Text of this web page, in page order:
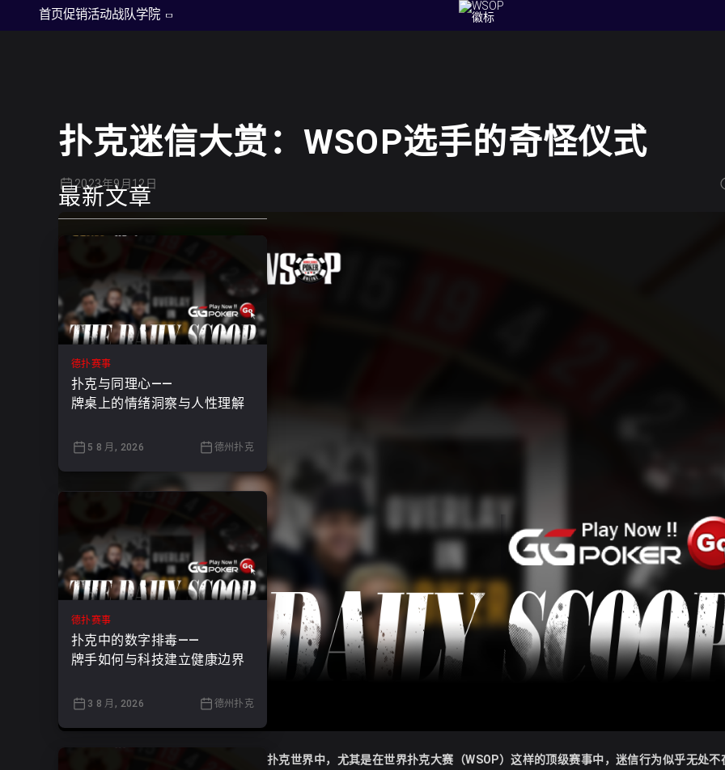
首页促销活动战队学院
德州扑克
扑克迷信大赏：WSOP选手的奇怪仪式
2023年9月12日
扑克迷信大赏：WSOP选手的奇怪仪式在扑克世界中，尤其是在世界扑克大赛（WSOP）这样的顶级赛事中，迷信行为似乎无处不
最新文章
德扑赛事
扑克与同理心——
牌桌上的情绪洞察与人性理解
5 8 月, 2026 德州扑克
德扑赛事
扑克中的数字排毒——
牌手如何与科技建立健康边界
3 8 月, 2026 德州扑克